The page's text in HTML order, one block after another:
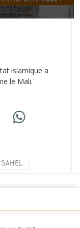
islamique a
le Mali.